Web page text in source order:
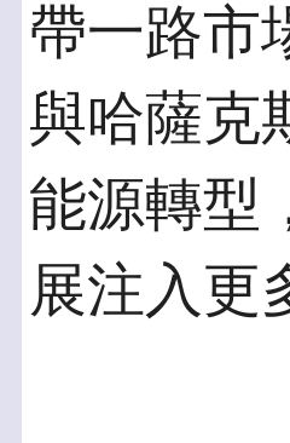
帶一路市
與哈薩克
能源轉型
展注入更